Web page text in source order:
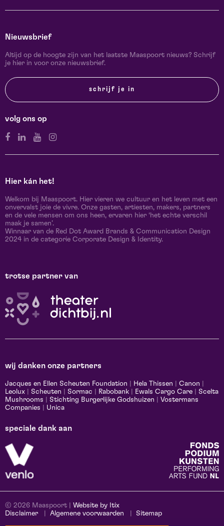
Nieuwsbrief
Altijd op de hoogte zijn van het laatste Maaspoort nieuws? Schrijf
je hier in voor onze nieuwsbrief.
schrijf je in
volg ons op
Hier kán het!
Welkom bij Maaspoort. Hier vieren we cultuur en het leven met een
onvervalst joie de vivre. Onze gasten, artiesten, makers, partners
en de vele mensen om ons heen, ervaren hier ‘het echte verschil
maak je samen’.
Winnaar van de Red Dot Award Brands & Communication Design
2024 in de categorie Corporate Design & Identity.
trotse partner van
wij danken onze partners
Jacques en Ellen Scheuten Foundation Hela Thissen Canon
Leolux
Scheuten Sormac Rabobank Ewals Cargo Care
Scelta
Mushrooms
Stichting Burgerlijke Godshuizen
Vostermans
Companies
Unica
speciale dank aan
© 2026 Maaspoort | Website by Itix
Disclaimer
Algemene voorwaarden Sitemap